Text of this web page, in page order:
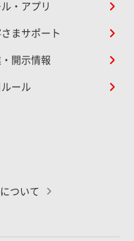
・アプリ
まサポート
開示情報
ール
ついて